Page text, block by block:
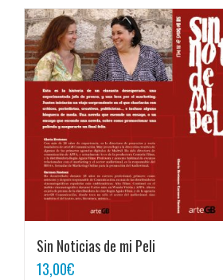
Sin Noticias de mi Peli
13,00€